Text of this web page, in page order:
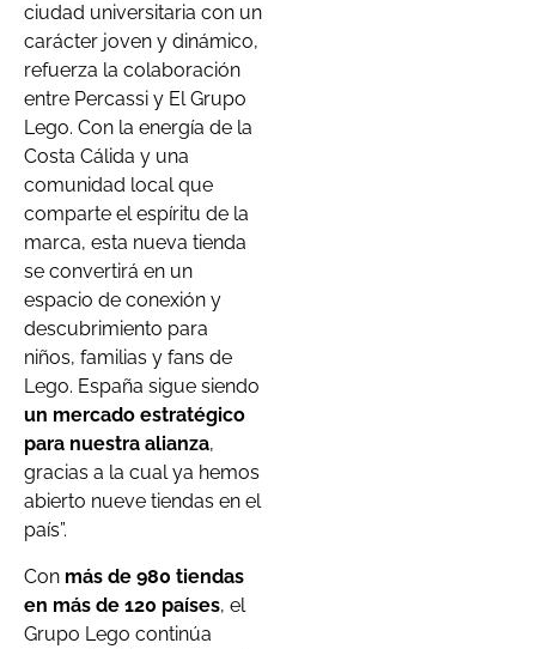
ciudad universitaria con un
carácter joven y dinámico,
refuerza la colaboración
entre Percassi y El Grupo
Lego. Con la energía de la
Costa Cálida y una
comunidad local que
comparte el espíritu de la
marca, esta nueva tienda
se convertirá en un
espacio de conexión y
descubrimiento para
niños, familias y fans de
Lego. España sigue siendo
un mercado estratégico
para nuestra alianza,
gracias a la cual ya hemos
abierto nueve tiendas en el
país”.
Con más de 980 tiendas
en más de 120 países, el
Grupo Lego continúa